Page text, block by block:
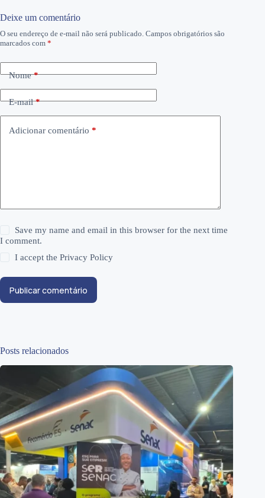
Deixe um comentário
O seu endereço de e-mail não será publicado. Campos obrigatórios são
marcados com *
Nome*
E-mail*
Adicionar comentário *
Save my name and email in this browser for the next time
I comment.
I accept thePrivacy Policy
Publicar comentário
Posts relacionados